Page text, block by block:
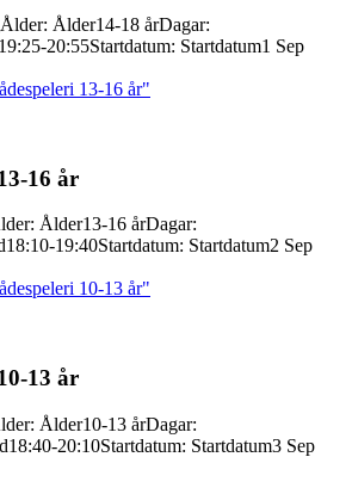
Ålder: Ålder14-18 årDagar:
19:25-20:55Startdatum: Startdatum1 Sep
13-16 år"
16 år
: Ålder13-16 årDagar:
18:10-19:40Startdatum: Startdatum2 Sep
10-13 år"
13 år
: Ålder10-13 årDagar:
18:40-20:10Startdatum: Startdatum3 Sep